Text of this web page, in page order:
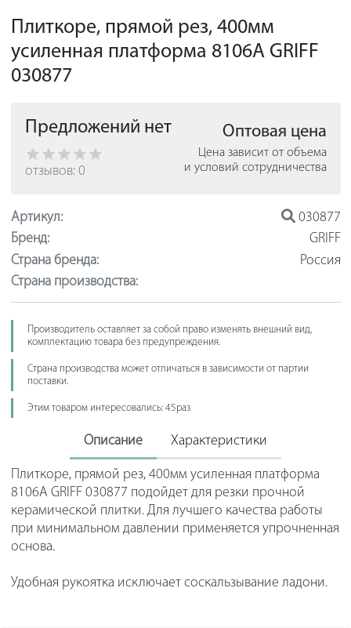
Плиткоре, прямой рез, 400мм
усиленная платформа 8106А GRIFF
030877
Предложений нет
отзывов: 0
Оптовая цена
Цена зависит от объема
и условий сотрудничества
Артикул:
030877
Бренд:
GRIFF
Страна бренда:
Россия
Страна производства:
Производитель оставляет за собой право изменять внешний вид,
комплектацию товара без предупреждения.
Страна производства может отличаться в зависимости от партии
поставки.
Этим товаром интересовались: 45раз
Описание Характеристики
Плиткоре, прямой рез, 400мм усиленная платформа
8106А GRIFF 030877 подойдет для резки прочной
керамической плитки. Для лучшего качества работы
при минимальном давлении применяется упрочненная
основа.
Удобная рукоятка исключает соскальзывание ладони.